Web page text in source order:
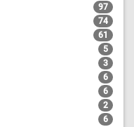
97
74
61
5
3
6
6
2
6